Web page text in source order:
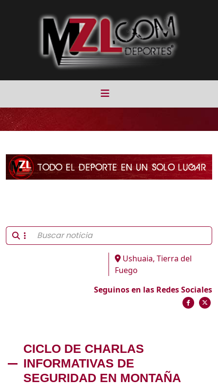
Ushuaia, Tierra del
Fuego
Seguinos en las Redes Sociales
CICLO DE CHARLAS
INFORMATIVAS DE
SEGURIDAD EN MONTAÑA